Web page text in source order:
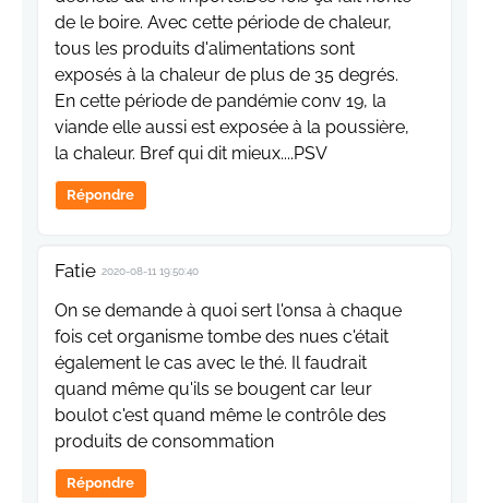
de le boire. Avec cette période de chaleur,
tous les produits d'alimentations sont
exposés à la chaleur de plus de 35 degrés.
En cette période de pandémie conv 19, la
viande elle aussi est exposée à la poussière,
la chaleur. Bref qui dit mieux....PSV
Répondre
Fatie 2020-08-11 19:50:40
On se demande à quoi sert l'onsa à chaque
fois cet organisme tombe des nues c'était
également le cas avec le thé. Il faudrait
quand même qu'ils se bougent car leur
boulot c'est quand même le contrôle des
produits de consommation
Répondre